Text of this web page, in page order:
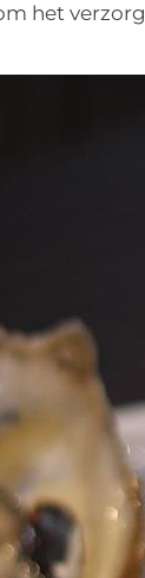
het